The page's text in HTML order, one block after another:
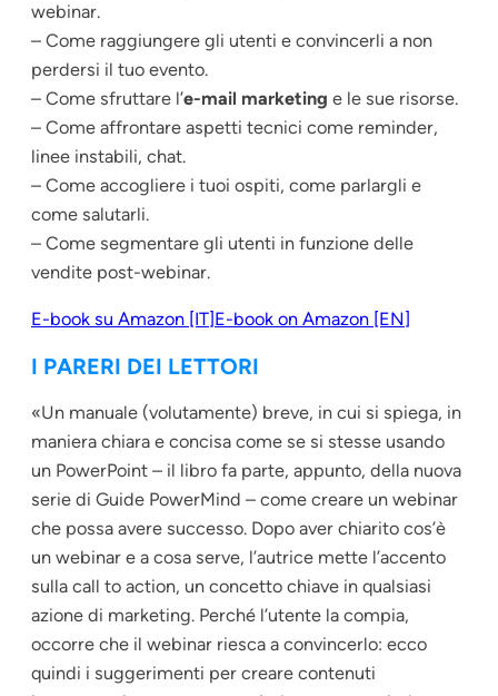
webinar.
– Come raggiungere gli utenti e convincerli a non
perdersi il tuo evento.
– Come sfruttare l’e-mail marketing e le sue risorse.
– Come affrontare aspetti tecnici come reminder,
linee instabili, chat.
– Come accogliere i tuoi ospiti, come parlargli e
come salutarli.
– Come segmentare gli utenti in funzione delle
vendite post-webinar.
E-book su Amazon [IT] E-book on Amazon [EN]
I PARERI DEI LETTORI
«Un manuale (volutamente) breve, in cui si spiega, in
maniera chiara e concisa come se si stesse usando
un PowerPoint – il libro fa parte, appunto, della nuova
serie di Guide PowerMind – come creare un webinar
che possa avere successo. Dopo aver chiarito cos’è
un webinar e a cosa serve, l’autrice mette l’accento
sulla call to action, un concetto chiave in qualsiasi
azione di marketing. Perché l’utente la compia,
occorre che il webinar riesca a convincerlo: ecco
quindi i suggerimenti per creare contenuti